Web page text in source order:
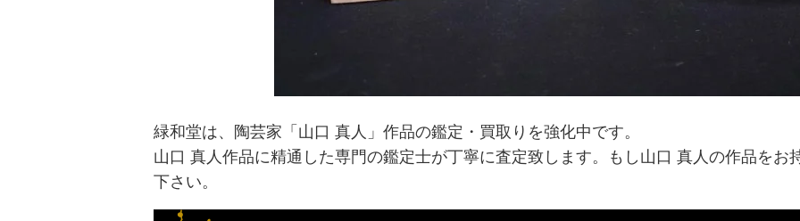
緑和堂は、陶芸家「山口 真人」作品の鑑定・買取りを強化中です。
山口 真人作品に精通した専門の鑑定士が丁寧に査定致します。もし山口 真人の作品をお
下さい。